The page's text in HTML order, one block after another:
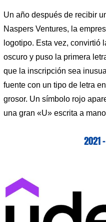
Un año después de recibir
Naspers Ventures, la
logotipo. Esta vez, convirtió
oscuro y puso la primera
que la inscripción sea
fuente con un tipo de letra
grosor. Un símbolo rojo
una gran «U» escrita a
2021